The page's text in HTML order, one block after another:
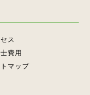
ス
費用
マップ